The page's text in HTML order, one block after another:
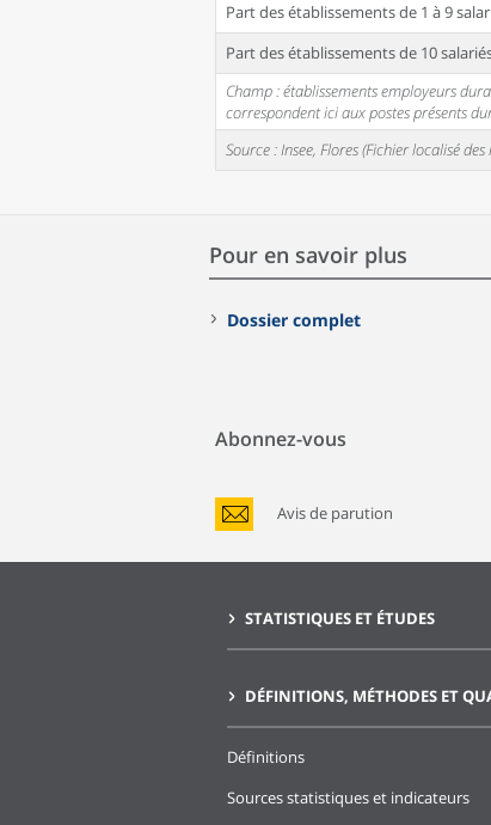
Part des établissements de 1 à 9
Part des établissements de 10
Champ : établissements employeurs
correspondent ici aux postes présents
Source : Insee, Flores (Fichier localisé
Pour en savoir plus
Dossier complet
Abonnez-vous
Avis de parution
STATISTIQUES ET ÉTUDES
DÉFINITIONS, MÉTHODES ET
Définitions
Sources statistiques et indicateurs